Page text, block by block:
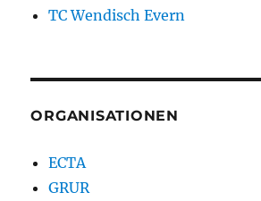
TC Wendisch Evern
ORGANISATIONEN
ECTA
GRUR